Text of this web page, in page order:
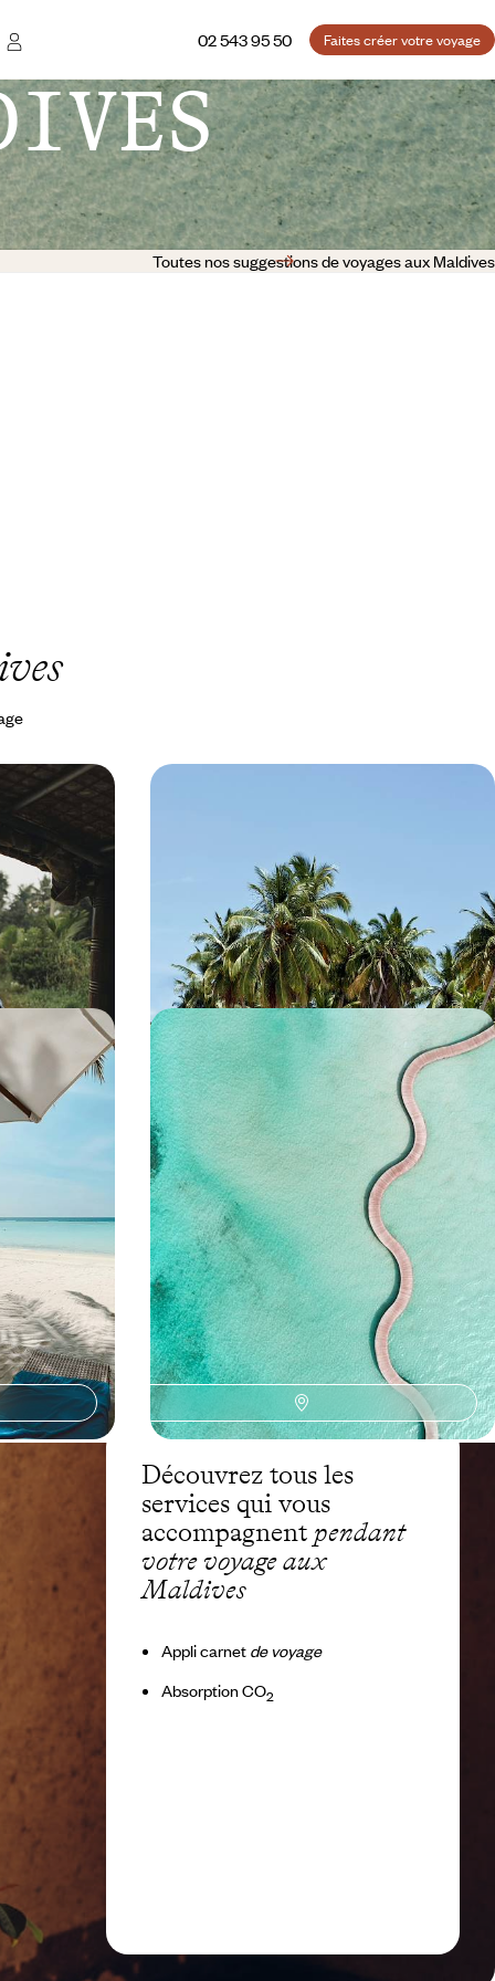
02 543 95 50 Faites créer votre voyage
Toutes nos suggestions de voyages aux Maldives
des
et
coralliens
Entre amis, opter pour une autre approche des
Maldives, en conjuguant détente en île-hôtel et
croisière privée
9 jours, de 4100 à 5500 €
Raa -
hôtel et
sur pilotis,
Coup double aux Maldives - D'une
île à l'autre, en refuges chics et
décontractés
Se laisser porter d'un confetti à l'autre, en
hydravion et au fil d’adresses d’exception, pour
une déconnexion totale
8 jours, de 7500 à 10400 €
Découvrez tous les
services qui vous
accompagnent pendant
votre voyage aux
Maldives
Appli carnet de voyage
Absorption CO2